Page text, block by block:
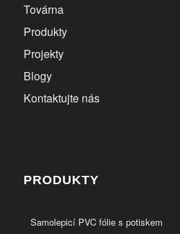
Továrna
Produkty
Projekty
Blogy
Kontaktujte nás
PRODUKTY
Samolepicí PVC fólie s potiskem